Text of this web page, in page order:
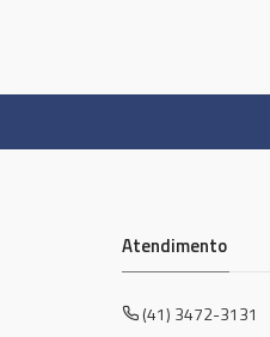
Atendimento
(41) 3472-3131